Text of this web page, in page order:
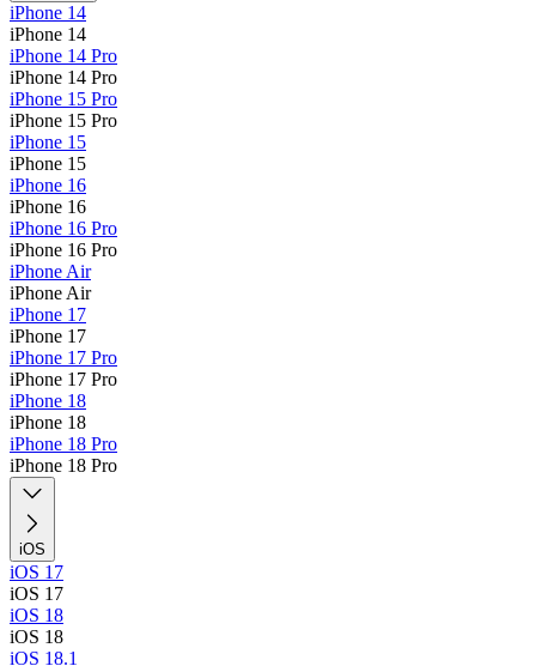
iPhone 14
iPhone 14
iPhone 14 Pro
iPhone 14 Pro
iPhone 15 Pro
iPhone 15 Pro
iPhone 15
iPhone 15
iPhone 16
iPhone 16
iPhone 16 Pro
iPhone 16 Pro
iPhone Air
iPhone Air
iPhone 17
iPhone 17
iPhone 17 Pro
iPhone 17 Pro
iPhone 18
iPhone 18
iPhone 18 Pro
iPhone 18 Pro
iOS
iOS 17
iOS 17
iOS 18
iOS 18
iOS 18.1